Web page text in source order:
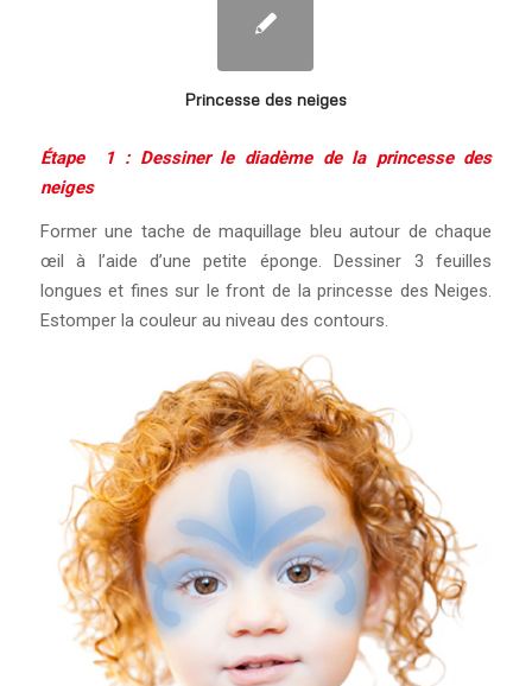
Princesse des neiges
Étape 1 : Dessiner le diadème de la princesse des
neiges
Former une tache de maquillage bleu autour de chaque
œil à l’aide d’une petite éponge. Dessiner 3 feuilles
longues et fines sur le front de la princesse des Neiges.
Estomper la couleur au niveau des contours.